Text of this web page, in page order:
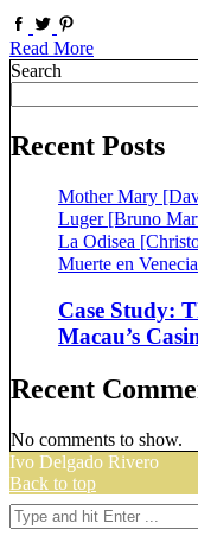
Read More
Search
Recent Posts
Mother Mary
Luger [Bruno
La Odisea
Muerte en
Case Study:
Macau’s
Recent
No comments to show.
Ivo Delgado Rivero
Back to top
Search
for: